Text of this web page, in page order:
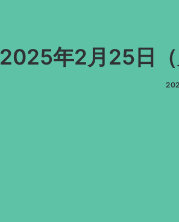
2025年2月25日